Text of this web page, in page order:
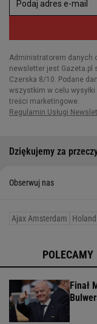
Dziękujemy za
Obserwuj nas
Ajax Amsterdam
POLECAMY
Finał